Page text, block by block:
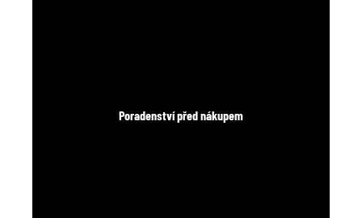
Poradenství před nákupem